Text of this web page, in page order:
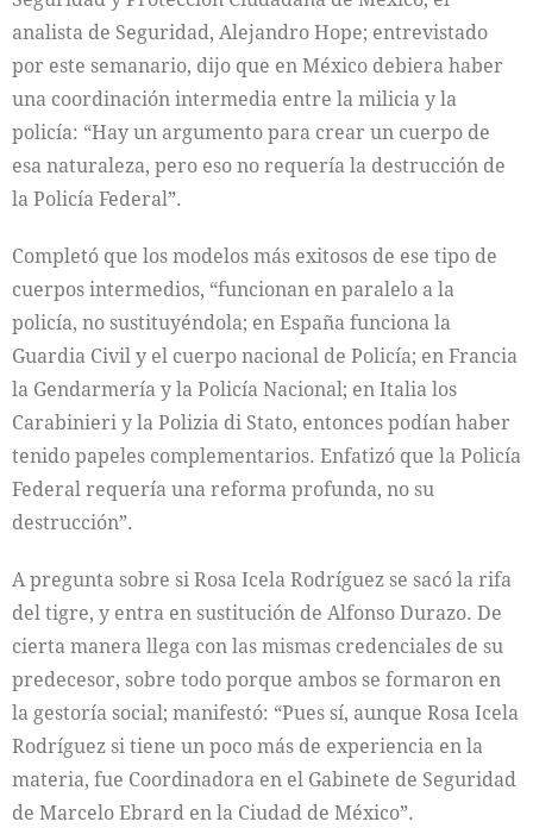
analista de Seguridad, Alejandro Hope; entrevistado
por este semanario, dijo que en México debiera haber
una coordinación intermedia entre la milicia y la
policía: “Hay un argumento para crear un cuerpo de
esa naturaleza, pero eso no requería la destrucción de
la Policía Federal”.
Completó que los modelos más exitosos de ese tipo de
cuerpos intermedios, “funcionan en paralelo a la
policía, no sustituyéndola; en España funciona la
Guardia Civil y el cuerpo nacional de Policía; en Francia
la Gendarmería y la Policía Nacional; en Italia los
Carabinieri y la Polizia di Stato, entonces podían haber
tenido papeles complementarios. Enfatizó que la Policía
Federal requería una reforma profunda, no su
destrucción”.
A pregunta sobre si Rosa Icela Rodríguez se sacó la rifa
del tigre, y entra en sustitución de Alfonso Durazo. De
cierta manera llega con las mismas credenciales de su
predecesor, sobre todo porque ambos se formaron en
la gestoría social; manifestó: “Pues sí, aunque Rosa Icela
Rodríguez si tiene un poco más de experiencia en la
materia, fue Coordinadora en el Gabinete de Seguridad
de Marcelo Ebrard en la Ciudad de México”.